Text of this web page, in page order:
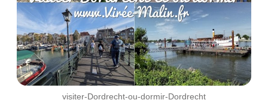
visiter-Dordrecht-ou-dormir-Dordrecht